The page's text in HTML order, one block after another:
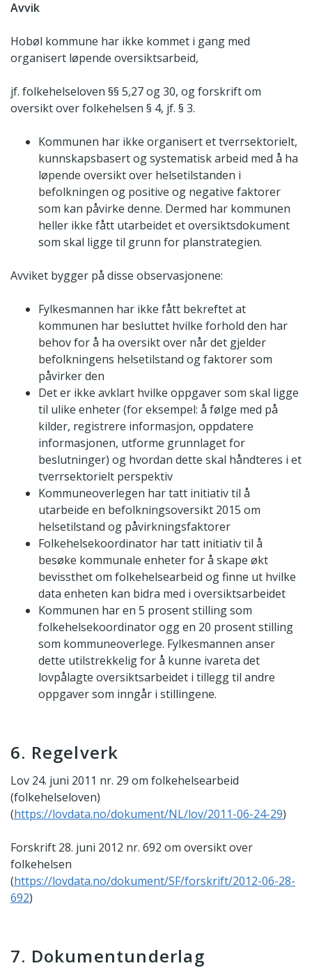
Avvik
Hobøl kommune har ikke kommet i gang med
organisert løpende oversiktsarbeid,
jf. folkehelseloven §§ 5,27 og 30, og forskrift om
oversikt over folkehelsen § 4, jf. § 3.
Kommunen har ikke organisert et tverrsektorielt,
kunnskapsbasert og systematisk arbeid med å ha
løpende oversikt over helsetilstanden i
befolkningen og positive og negative faktorer
som kan påvirke denne. Dermed har kommunen
heller ikke fått utarbeidet et oversiktsdokument
som skal ligge til grunn for planstrategien.
Avviket bygger på disse observasjonene:
Fylkesmannen har ikke fått bekreftet at
kommunen har besluttet hvilke forhold den har
behov for å ha oversikt over når det gjelder
befolkningens helsetilstand og faktorer som
påvirker den
Det er ikke avklart hvilke oppgaver som skal ligge
til ulike enheter (for eksempel: å følge med på
kilder, registrere informasjon, oppdatere
informasjonen, utforme grunnlaget for
beslutninger) og hvordan dette skal håndteres i et
tverrsektorielt perspektiv
Kommuneoverlegen har tatt initiativ til å
utarbeide en befolkningsoversikt 2015 om
helsetilstand og påvirkningsfaktorer
Folkehelsekoordinator har tatt initiativ til å
besøke kommunale enheter for å skape økt
bevissthet om folkehelsearbeid og finne ut hvilke
data enheten kan bidra med i oversiktsarbeidet
Kommunen har en 5 prosent stilling som
folkehelsekoordinator ogg en 20 prosent stilling
som kommuneoverlege. Fylkesmannen anser
dette utilstrekkelig for å kunne ivareta det
lovpålagte oversiktsarbeidet i tillegg til andre
oppgaver som inngår i stillingene.
6. Regelverk
Lov 24. juni 2011 nr. 29 om folkehelsearbeid
(folkehelseloven)
(https://lovdata.no/dokument/NL/lov/2011-06-24-29)
Forskrift 28. juni 2012 nr. 692 om oversikt over
folkehelsen
(https://lovdata.no/dokument/SF/forskrift/2012-06-28-
692)
7. Dokumentunderlag